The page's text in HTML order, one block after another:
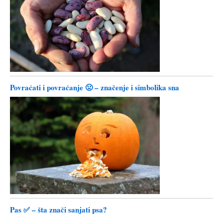
Povraćati i povraćanje 🤢 – značenje i simbolika sna
Pas ✅ – šta znači sanjati psa?